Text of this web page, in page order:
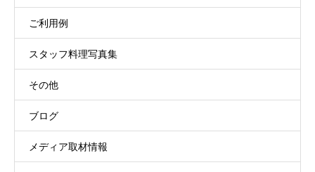
ご利用例
スタッフ料理写真集
その他
ブログ
メディア取材情報